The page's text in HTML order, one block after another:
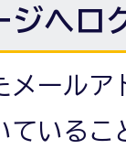
ジへロ
メールア
ているこ